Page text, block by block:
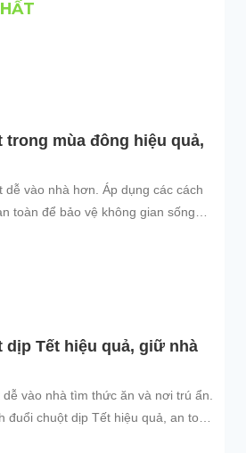
trong mùa đông hiệu quả,
dễ vào nhà hơn. Áp dụng các cách
toàn để bảo vệ không gian sống
dịp Tết hiệu quả, giữ nhà
vào nhà tìm thức ăn và nơi trú ẩn.
đuổi chuột dịp Tết hiệu quả, an toàn